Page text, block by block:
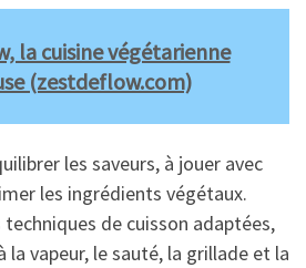
la cuisine végétarienne
(zestdeflow.com)
les saveurs, à jouer avec
les ingrédients végétaux.
de cuisson adaptées,
la vapeur, le sauté, la grillade et la